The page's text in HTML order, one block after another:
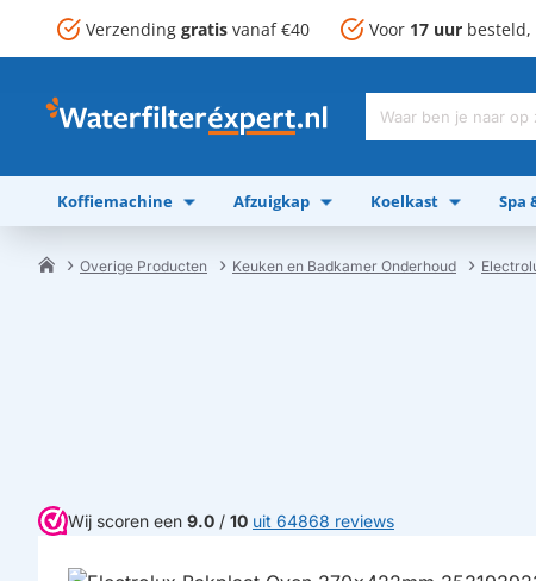
Verzending gratis vanaf €40 Voor 17 uur besteld,
Waar
je
naar
op
Koffiemachine Afzuigkap Koelkast Spa
Overige Producten Keuken en Badkamer Onderhoud
Wij scoren een 9.0 / 10 uit 64868 reviews